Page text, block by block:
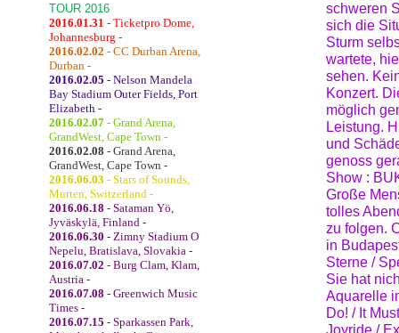
schweren
sich die
Sturm
wartete,
sehen.
Konzert.
möglich
Leistung.
und
genoss
Show :
Große
tolles
zu folgen.
in
Sterne /
Sie hat
Aquarelle
Do! / It
Joyride /
TOUR 2016
2016.01.31 - Ticketpro Dome,
Johannesburg -
2016.02.02 - CC Durban Arena,
Durban -
2016.02.05 - Nelson Mandela
Bay Stadium Outer Fields, Port
Elizabeth -
2016.02.07 - Grand Arena,
GrandWest, Cape Town -
2016.02.08 - Grand Arena,
GrandWest, Cape Town -
2016.06.03 - Stars of Sounds,
Murten, Switzerland -
2016.06.18 - Sataman Yö,
Jyväskylä, Finland -
2016.06.30 - Zimny Stadium O
Nepelu, Bratislava, Slovakia -
2016.07.02 - Burg Clam, Klam,
Austria -
2016.07.08 - Greenwich Music
Times -
2016.07.15 - Sparkassen Park,